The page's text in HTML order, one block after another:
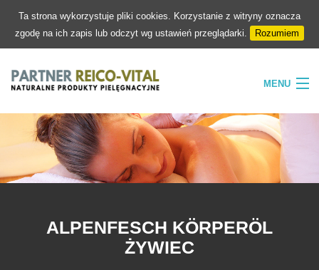
Ta strona wykorzystuje pliki cookies. Korzystanie z witryny oznacza
zgodę na ich zapis lub odczyt wg ustawień przeglądarki.
Rozumiem
MENU
HOME
NATURA
ALPENFESCH KÖRPERÖL
ŻYWIEC